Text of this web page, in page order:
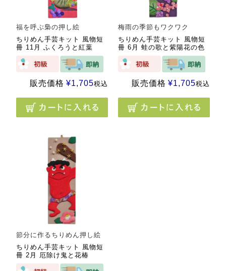
福を呼ぶ梟の押し絵
ちりめん手芸キット 風物短
冊 11月 ふくろうと紅葉
販売価格 ¥1,705税込
梅雨の季節もワクワク
ちりめん手芸キット 風物短
冊 6月 蛙の歌と紫陽花の色
販売価格 ¥1,705税込
節分に作るちりめん押し絵
ちりめん手芸キット 風物短
冊 2月 厄除け鬼と花椿